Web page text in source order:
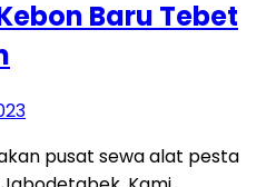
Baru Tebet
pusat sewa alat pesta